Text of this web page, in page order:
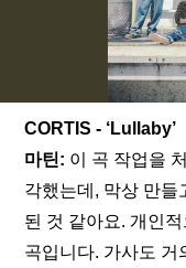
CORTIS - ‘Lullaby’
마틴: 이 곡 작업을
각했는데, 막상 만들
된 것 같아요. 개인
곡입니다. 가사도 거